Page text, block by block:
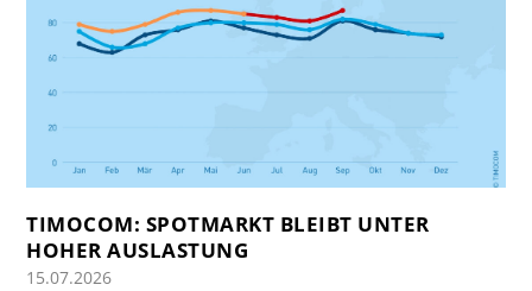
TIMOCOM: SPOTMARKT BLEIBT UNTER
HOHER AUSLASTUNG
15.07.2026